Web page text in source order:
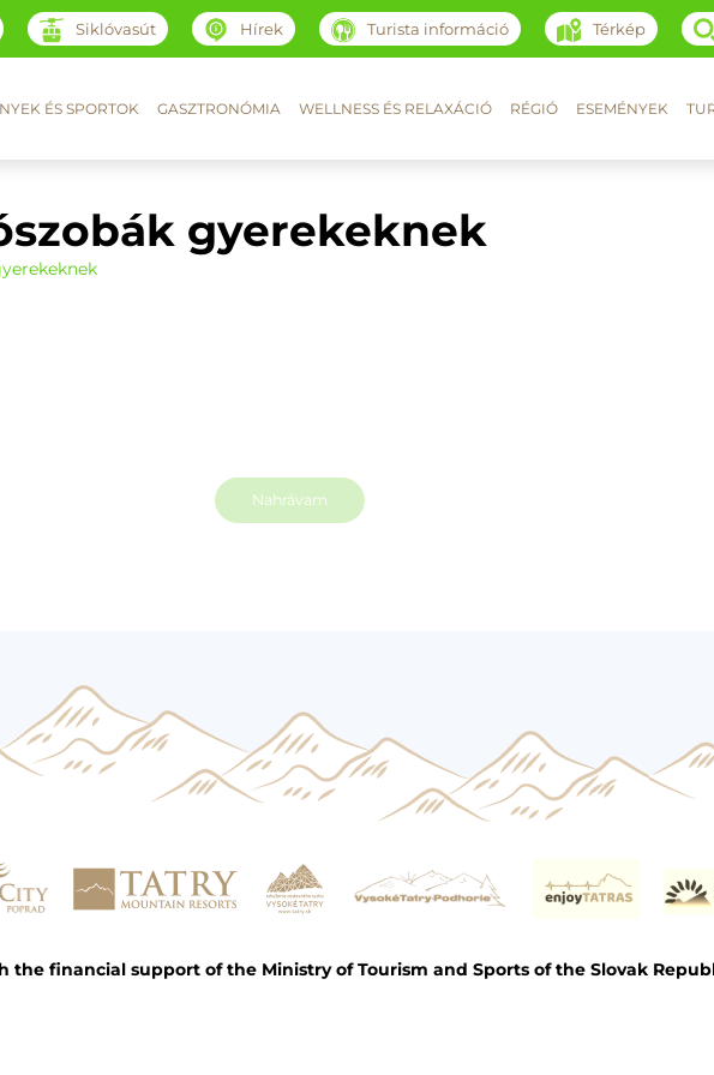
Siklóvasút Hírek Turista információ Térkép
ÉS SPORTOK GASZTRONÓMIA WELLNESS ÉS RELAXÁCIÓ RÉGIÓ ESEMÉNYEK
gyerekeknek
Nahrávam
the financial support of the Ministry of Tourism and Sports of the Slovak